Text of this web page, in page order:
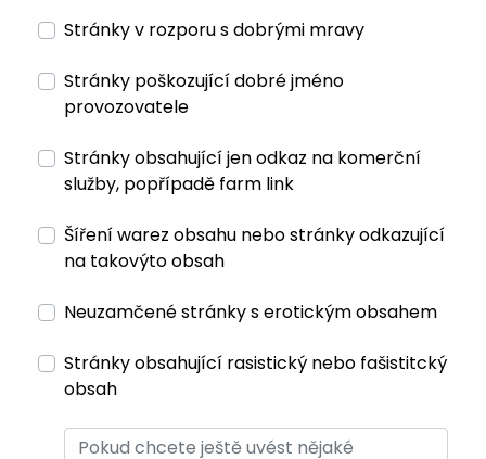
Stránky v rozporu s dobrými mravy
Stránky poškozující dobré jméno
provozovatele
Stránky obsahující jen odkaz na komerční
služby, popřípadě farm link
Šíření warez obsahu nebo stránky odkazující
na takovýto obsah
Neuzamčené stránky s erotickým obsahem
Stránky obsahující rasistický nebo fašistitcký
obsah